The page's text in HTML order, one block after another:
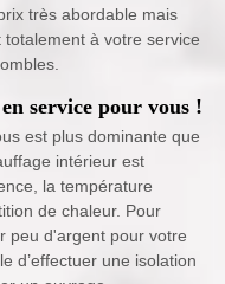
très abordable mais
à votre service
service pour vous !
est plus dominante que
intérieur est
la température
de chaleur. Pour
peu d'argent pour votre
d’effectuer une isolation